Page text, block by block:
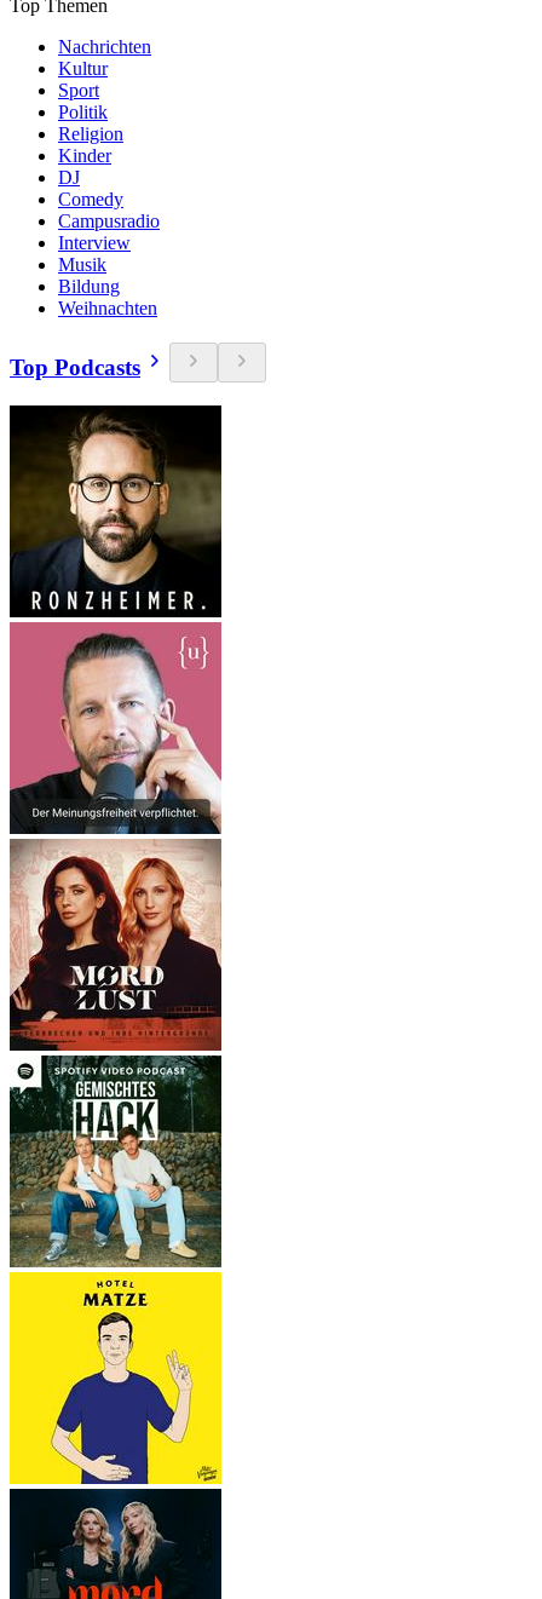
Top Themen
Nachrichten
Kultur
Sport
Politik
Religion
Kinder
DJ
Comedy
Campusradio
Interview
Musik
Bildung
Weihnachten
Top Podcasts